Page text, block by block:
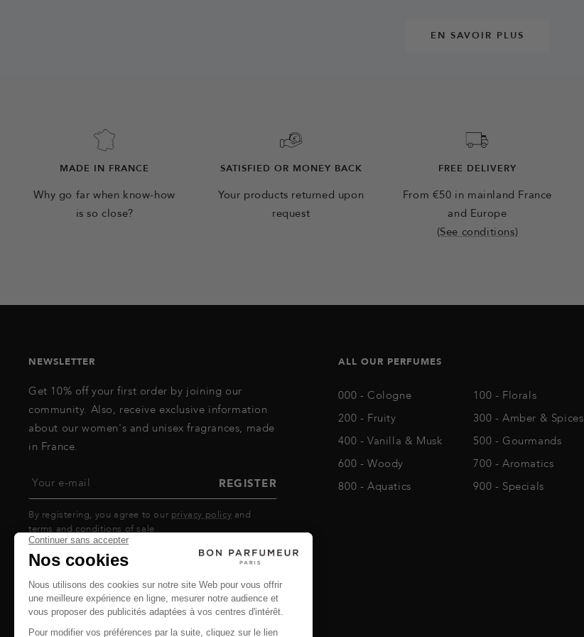
EN SAVOIR PLUS
MADE IN FRANCE
Why go far when know-how
is so close?
SATISFIED OR MONEY BACK
Your products returned upon
request
FREE DELIVERY
From €50 in mainland France
and Europe
(See conditions)
NEWSLETTER
Get 10% off your first order by joining our
community. Also, receive exclusive information
about our women's and unisex fragrances, made
in France.
Your e-mail REGISTER
By registering, you agree to our privacy policy and
terms and conditions of sale .
ALL OUR PERFUMES
000 - Cologne
100 - Florals
200 - Fruity
300 - Amber & Spices
400 - Vanilla & Musk
500 - Gourmands
600 - Woody
700 - Aromatics
800 - Aquatics
900 - Specials